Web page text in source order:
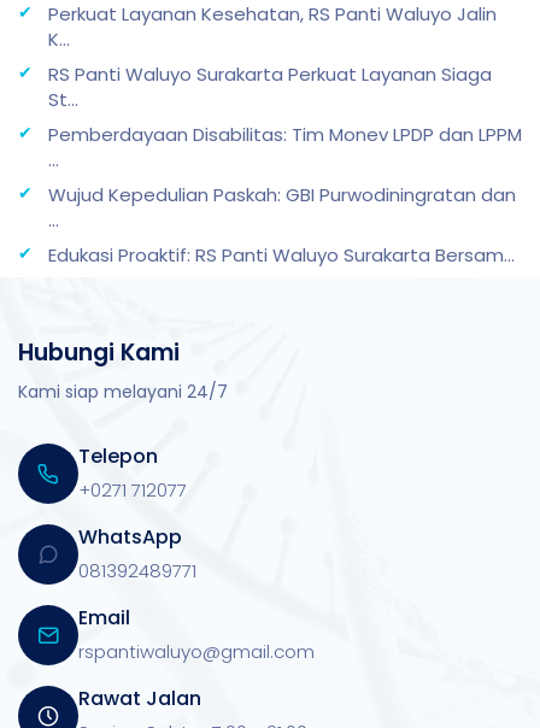
Perkuat Layanan Kesehatan, RS Panti Waluyo Jalin
K...
RS Panti Waluyo Surakarta Perkuat Layanan Siaga
St...
Pemberdayaan Disabilitas: Tim Monev LPDP dan LPPM
...
Wujud Kepedulian Paskah: GBI Purwodiningratan dan
...
Edukasi Proaktif: RS Panti Waluyo Surakarta Bersam...
Hubungi Kami
Kami siap melayani 24/7
Telepon
+0271 712077
WhatsApp
081392489771
Email
rspantiwaluyo@gmail.com
Rawat Jalan